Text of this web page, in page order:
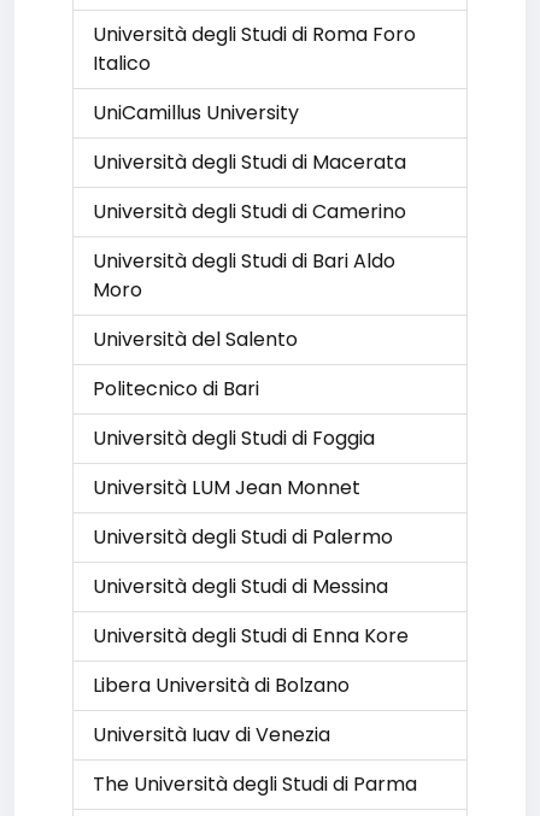
Università degli Studi di Roma Foro
Italico
UniCamillus University
Università degli Studi di Macerata
Università degli Studi di Camerino
Università degli Studi di Bari Aldo
Moro
Università del Salento
Politecnico di Bari
Università degli Studi di Foggia
Università LUM Jean Monnet
Università degli Studi di Palermo
Università degli Studi di Messina
Università degli Studi di Enna Kore
Libera Università di Bolzano
Università Iuav di Venezia
The Università degli Studi di Parma